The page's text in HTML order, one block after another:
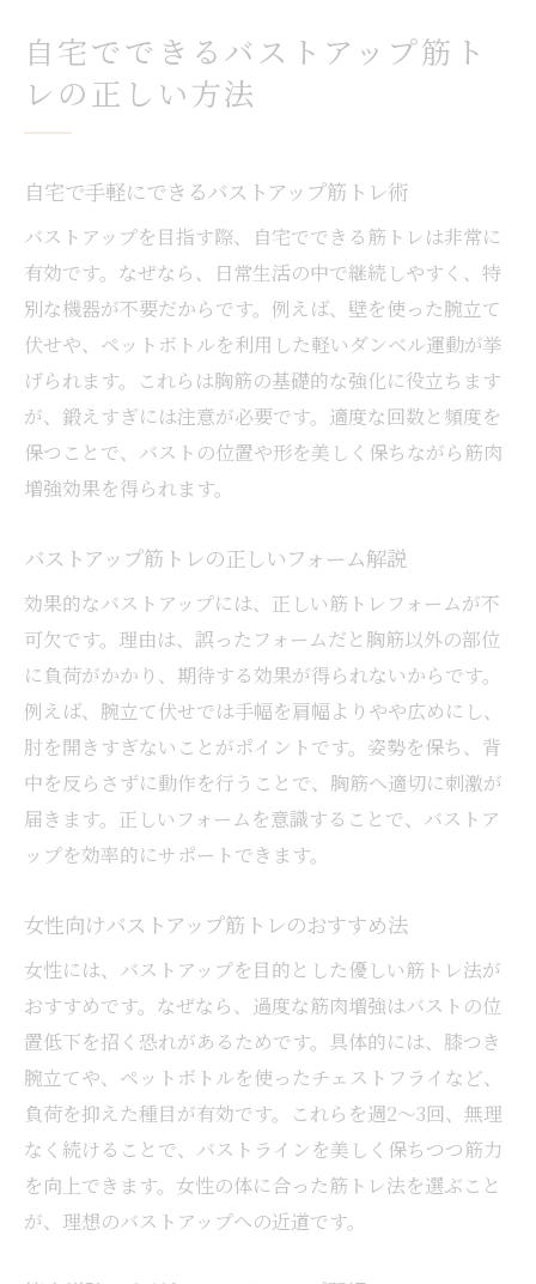
自宅でできるバストアップ筋ト
レの正しい方法
自宅で手軽にできるバストアップ筋トレ術
バストアップを目指す際、自宅でできる筋トレは非常に
有効です。なぜなら、日常生活の中で継続しやすく、特
別な機器が不要だからです。例えば、壁を使った腕立て
伏せや、ペットボトルを利用した軽いダンベル運動が挙
げられます。これらは胸筋の基礎的な強化に役立ちます
が、鍛えすぎには注意が必要です。適度な回数と頻度を
保つことで、バストの位置や形を美しく保ちながら筋肉
増強効果を得られます。
バストアップ筋トレの正しいフォーム解説
効果的なバストアップには、正しい筋トレフォームが不
可欠です。理由は、誤ったフォームだと胸筋以外の部位
に負荷がかかり、期待する効果が得られないからです。
例えば、腕立て伏せでは手幅を肩幅よりやや広めにし、
肘を開きすぎないことがポイントです。姿勢を保ち、背
中を反らさずに動作を行うことで、胸筋へ適切に刺激が
届きます。正しいフォームを意識することで、バストア
ップを効率的にサポートできます。
女性向けバストアップ筋トレのおすすめ法
女性には、バストアップを目的とした優しい筋トレ法が
おすすめです。なぜなら、過度な筋肉増強はバストの位
置低下を招く恐れがあるためです。具体的には、膝つき
腕立てや、ペットボトルを使ったチェストフライなど、
負荷を抑えた種目が有効です。これらを週2〜3回、無理
なく続けることで、バストラインを美しく保ちつつ筋力
を向上できます。女性の体に合った筋トレ法を選ぶこと
が、理想のバストアップへの近道です。